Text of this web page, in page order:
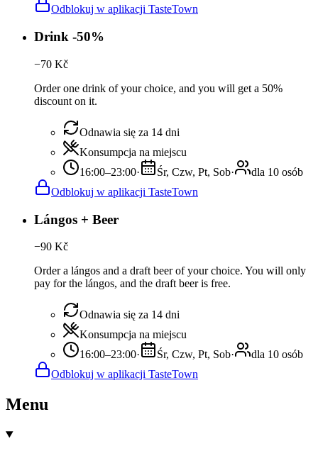
Odblokuj w aplikacji TasteTown
Drink -50%
−70 Kč
Order one drink of your choice, and you will get a 50%
discount on it.
Odnawia się za 14 dni
Konsumpcja na miejscu
16:00–23:00· Śr, Czw, Pt, Sob·
dla 10 osób
Odblokuj w aplikacji TasteTown
Lángos + Beer
−90 Kč
Order a lángos and a draft beer of your choice. You will only
pay for the lángos, and the draft beer is free.
Odnawia się za 14 dni
Konsumpcja na miejscu
16:00–23:00· Śr, Czw, Pt, Sob·
dla 10 osób
Odblokuj w aplikacji TasteTown
Menu